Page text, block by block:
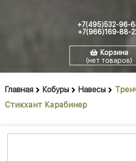
+7(495)532-96-
+7(966)169-88-
Корзина
(нет товаров)
Главная Кобуры Навесы
Стикхант Карабинер